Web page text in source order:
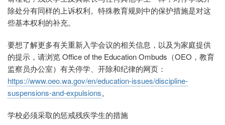
除处分有同样的上诉权利。特殊教育规则中的保护措施是对这
些基本权利的补充。
要想了解更多有关重新入学会议的相关信息，以及为家庭提供
的提示，请浏览 Office of the Education Ombuds（OEO，教育
监察员办公室）有关停学、开除和纪律的网页：
https://www.oeo.wa.gov/en/education-issues/discipline-
suspensions-and-expulsions。
学校必须采取的惩戒残疾学生的措施